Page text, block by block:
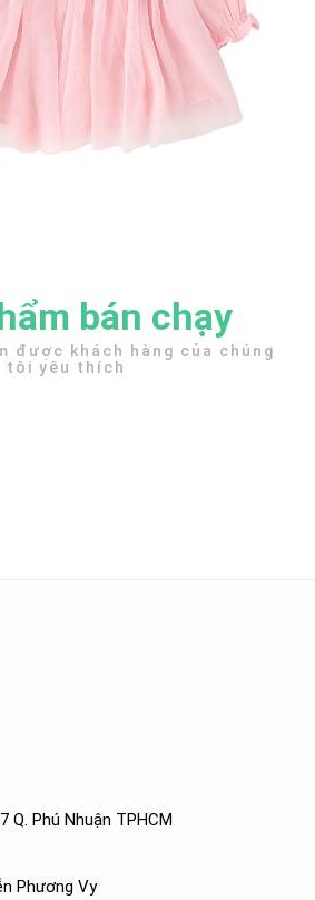
bán chạy
được khách hàng của chúng
tôi yêu thích
Q. Phú Nhuận TPHCM
Phương Vy